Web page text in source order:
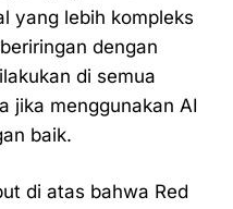
yang lebih kompleks
dengan
di semua
jika menggunakan AI
baik.
di atas bahwa Red